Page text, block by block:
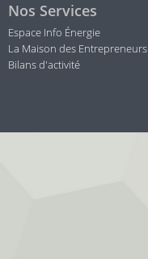
Nos Services
Espace Info Énergie
La Maison des Entrepreneurs
Bilans d'activité